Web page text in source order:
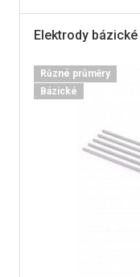
Elektrody
Různé průměry
Bázické